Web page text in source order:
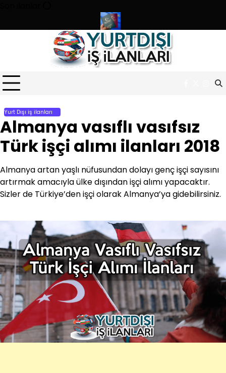
content
180 personel alıyorTürk pasaportu ile Vizesiz Ziyaret
Facebook
Twitter
Yurt Dışı iş ilanları
Almanya vasıflı vasıfsız
Türk işçi alımı ilanları 2018
Almanya artan yaşlı nüfusundan dolayı genç işçi sayısını
artırmak amacıyla ülke dışından işçi alımı yapacaktır.
Sizler de Türkiye’den işçi olarak Almanya’ya gidebilirsiniz.